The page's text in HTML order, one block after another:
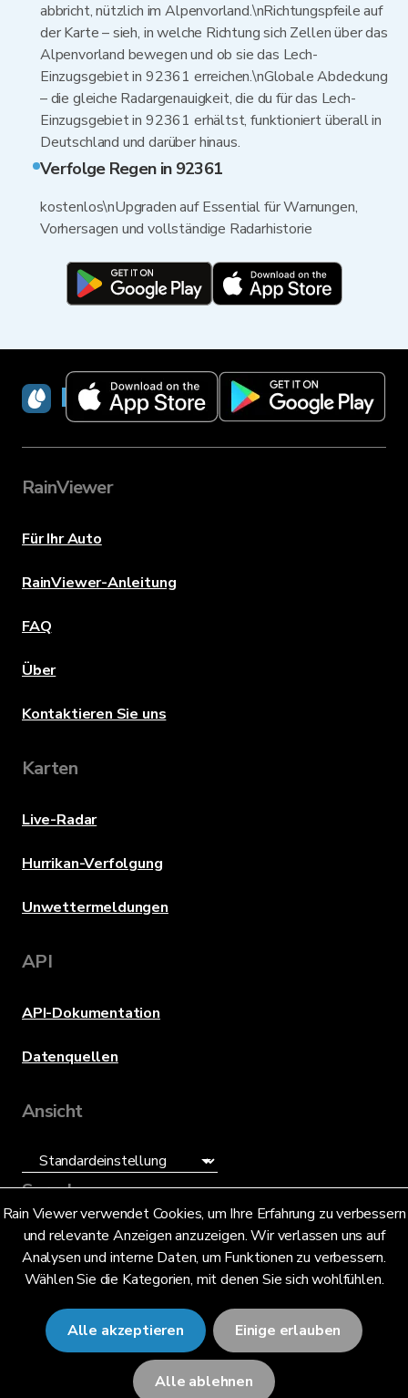
abbricht, nützlich im Alpenvorland.\nRichtungspfeile auf
der Karte – sieh, in welche Richtung sich Zellen über das
Alpenvorland bewegen und ob sie das Lech-
Einzugsgebiet in 92361 erreichen.\nGlobale Abdeckung
– die gleiche Radargenauigkeit, die du für das Lech-
Einzugsgebiet in 92361 erhältst, funktioniert überall in
Deutschland und darüber hinaus.
Verfolge Regen in 92361
kostenlos\nUpgraden auf Essential für Warnungen,
Vorhersagen und vollständige Radarhistorie
Rain Viewer verwendet Cookies, um Ihre Erfahrung zu verbessern
und relevante Anzeigen anzuzeigen. Wir verlassen uns auf
Analysen und interne Daten, um Funktionen zu verbessern.
Wählen Sie die Kategorien, mit denen Sie sich wohlfühlen.
Alle akzeptieren Einige erlauben
Alle ablehnen
RainViewer
RainViewer
Für Ihr Auto
RainViewer-Anleitung
FAQ
Über
Kontaktieren Sie uns
Karten
Live-Radar
Hurrikan-Verfolgung
Unwettermeldungen
API
API-Dokumentation
Datenquellen
Ansicht
Sprache
Deutsch (DE)
© 2026 RainViewer,MeteoLab Inc.
Datenschutzhinweis